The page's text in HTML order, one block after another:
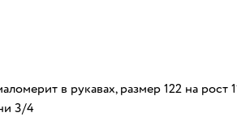
в рукавах, размер 122 на рост
3/4